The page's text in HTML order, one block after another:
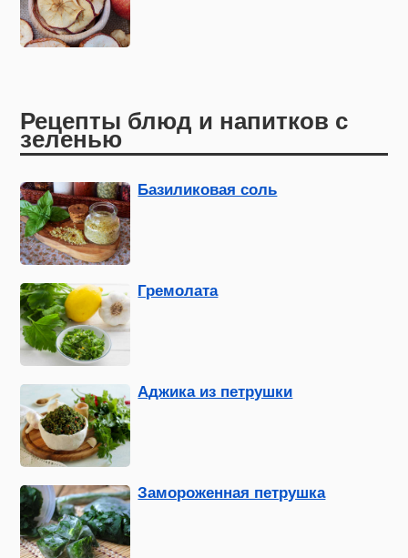
Рецепты блюд и напитков с
зеленью
Базиликовая соль
Гремолата
Аджика из петрушки
Замороженная петрушка